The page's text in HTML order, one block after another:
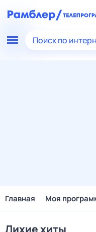
Поиск по
Главная Моя
Лихие хиты